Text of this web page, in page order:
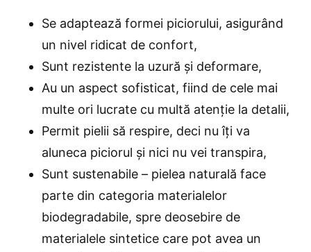
Se adaptează formei piciorului, asigurând
un nivel ridicat de confort,
Sunt rezistente la uzură și deformare,
Au un aspect sofisticat, fiind de cele mai
multe ori lucrate cu multă atenție la detalii,
Permit pielii să respire, deci nu îți va
aluneca piciorul și nici nu vei transpira,
Sunt sustenabile – pielea naturală face
parte din categoria materialelor
biodegradabile, spre deosebire de
materialele sintetice care pot avea un